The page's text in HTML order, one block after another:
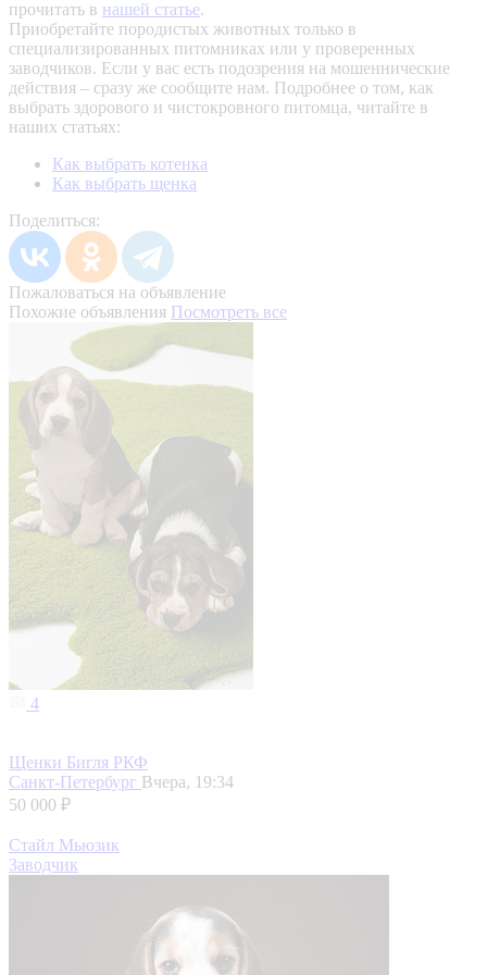
прочитать в нашей статье.
Приобретайте породистых животных только в
специализированных питомниках или у проверенных
заводчиков. Если у вас есть подозрения на мошеннические
действия – сразу же сообщите нам. Подробнее о том, как
выбрать здорового и чистокровного питомца, читайте в
наших статьях:
Как выбрать котенка
Как выбрать щенка
Поделиться:
Пожаловаться на объявление
Похожие объявления Посмотреть все
4
Щенки Бигля РКФ
Санкт-Петербург Вчера, 19:34
50 000 ₽
Стайл Мьюзик
Заводчик